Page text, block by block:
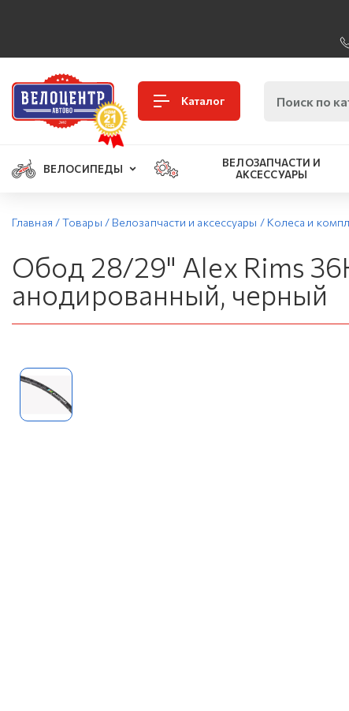
Каталог
ВЕЛОСИПЕДЫ
ВЕЛОЗАПЧАСТИ И
АКСЕССУАРЫ
Главная /Товары / Велозапчасти и аксессуары / Колеса и
Обод 28/29" Alex Rims
анодированный, черный